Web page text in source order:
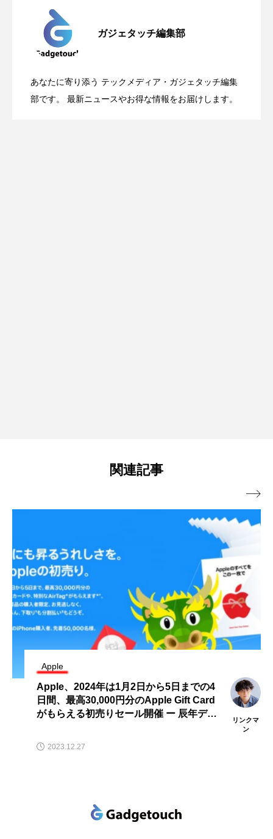
ガジェタッチ編集部
あなたに寄り添う テックメディア・ガジェタッチ編集
部です。 最新ニュースやお得な情報をお届けします。
2026.05.04
登場
2026.04.24
Directに動いた理由、担当者も答えられな
2026.04.23 OpenMic Insight：AFEELA開発中止で見
関連記事
Apple
Apple、2024年は1月2日から5日までの4
日間、最高30,000円分のApple Gift Card
がもらえる初売りセール開催 ー 辰年デザ
リンクマ
ン
2023.12.27
